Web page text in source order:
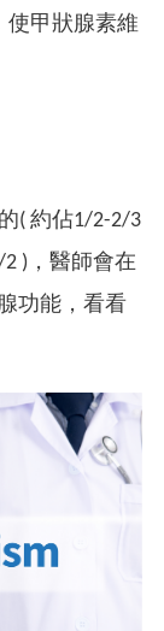
使甲狀腺素維
( 約佔1/2-2/3
2 )，醫師會在
功能，看看